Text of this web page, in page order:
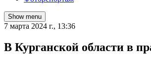
Show menu
7 марта 2024 г., 13:36
В Курганской области в